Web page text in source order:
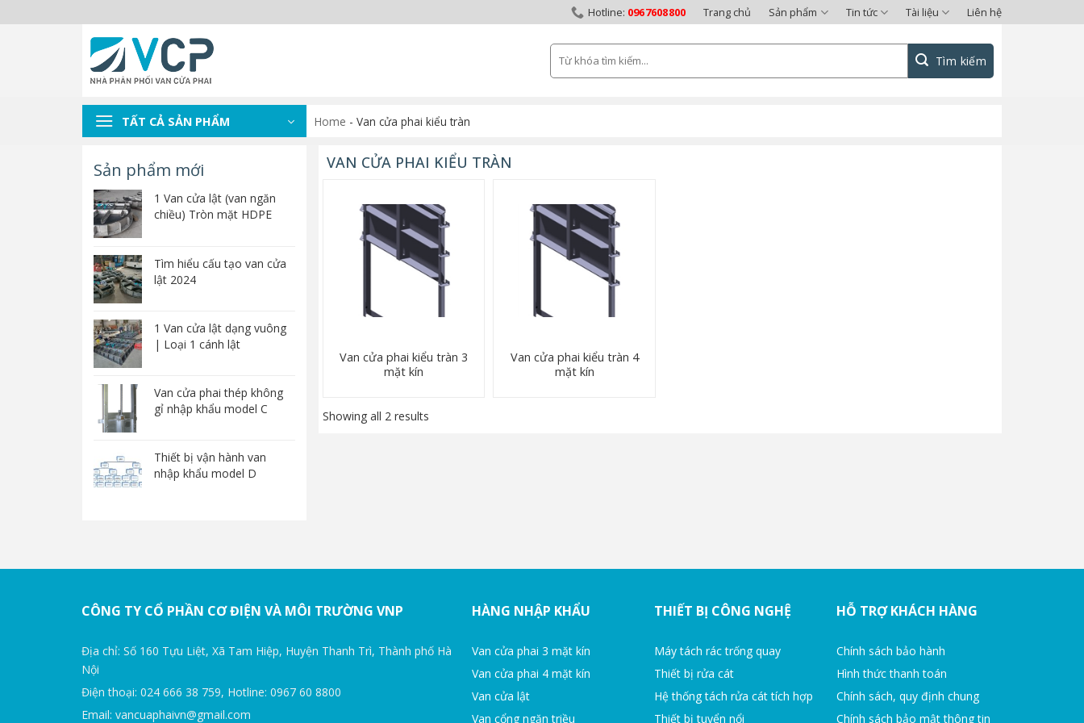
to
0967608800 Trang chủ Sản phẩm Tin tức Tài liệu Liên hệ
Tìm
kiếm:
TẤT CẢ SẢN PHẨM Home - Van cửa phai kiểu tràn
Sản phẩm mới
1 Van cửa lật (van ngăn
chiều) Tròn mặt HDPE
Tìm hiểu cấu tạo van cửa
lật 2024
1 Van cửa lật dạng vuông
| Loại 1 cánh lật
Van cửa phai thép không
gỉ nhập khẩu model C
Thiết bị vận hành van
nhập khẩu model D
VAN CỬA PHAI KIỂU TRÀN
Van cửa phai kiểu tràn 3
mặt kín
Van cửa phai kiểu tràn 4
mặt kín
Showing all 2 results
CÔNG TY CỔ PHẦN CƠ ĐIỆN VÀ MÔI TRƯỜNG VNP
Địa chỉ: Số 160 Tựu Liệt, Xã Tam Hiệp, Huyện Thanh Trì, Thành phố Hà
Nội
Điện thoại: 024 666 38 759, Hotline: 0967 60 8800
Email: vancuaphaivn@gmail.com
HÀNG NHẬP KHẨU
Van cửa phai 3 mặt kín
Van cửa phai 4 mặt kín
Van cửa lật
Van cổng ngăn triều
THIẾT BỊ CÔNG NGHỆ
Máy tách rác trống quay
Thiết bị rửa cát
Hệ thống tách rửa cát tích hợp
Thiết bị tuyển nổi
HỖ TRỢ KHÁCH HÀNG
Chính sách bảo hành
Hình thức thanh toán
Chính sách, quy định chung
Chính sách bảo mật thông tin